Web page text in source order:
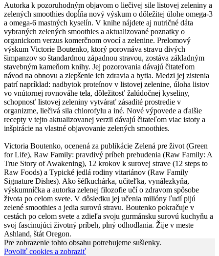
Autorka k pozoruhodným objavom o liečivej sile listovej zeleniny a
zelených smoothies dopĺňa nový výskum o dôležitej úlohe omega-3
a omega-6 mastných kyselín. V knihe nájdete aj nutričné dáta
vybraných zelených smoothies a aktualizované poznatky o
organickom verzus komerčnom ovocí a zelenine. Prelomový
výskum Victorie Boutenko, ktorý porovnáva stravu divých
šimpanzov so štandardnou západnou stravou, zostáva základným
stavebným kameňom knihy. Jej pozorovania dávajú čitateľom
návod na obnovu a zlepšenie ich zdravia a bytia. Medzi jej zistenia
patrí napríklad: nadbytok proteínov v listovej zelenine, úloha listov
vo vnútornej rovnováhe tela, dôležitosť žalúdočnej kyseliny,
schopnosť listovej zeleniny vytvárať zásadité prostredie v
organizme, liečivá sila chlorofylu a iné. Nové výpovede a ďalšie
recepty v tejto aktualizovanej verzii dávajú čitateľom viac istoty a
inšpirácie na vlastné objavovanie zelených smoothies.
Victoria Boutenko, ocenená za publikácie Zelená pre život (Green
for Life), Raw Family: pravdivý príbeh prebudenia (Raw Family: A
True Story of Awakening), 12 krokov k surovej strave (12 steps to
Raw Foods) a Typické jedlá rodiny vitariánov (Raw Family
Signature Dishes). Ako šéfkuchárka, učiteľka, vynálezkyňa,
výskumníčka a autorka zelenej filozofie učí o zdravom spôsobe
života po celom svete. V dôsledku jej učenia milióny ľudí pijú
zelené smoothies a jedia surovú stravu. Boutenko pokračuje v
cestách po celom svete a zdieľa svoju gurmánsku surovú kuchyňu a
svoj fascinujúci životný príbeh, plný odhodlania. Žije v meste
Ashland, štát Oregon.
Pre zobrazenie tohto obsahu potrebujeme sušienky.
Povoliť cookies a zobraziť